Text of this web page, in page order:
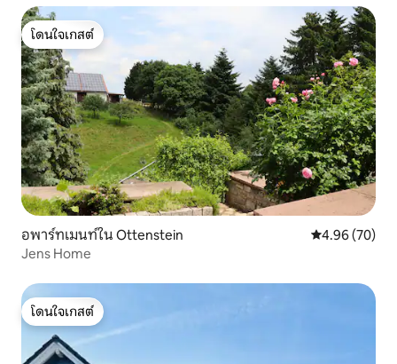
โดนใจเกสต์
โดนใจเกสต์
อพาร์ทเมนท์ใน Ottenstein คะแนนเฉลี่ย
4.96 (70)
Jens Home
โดนใจเกสต์
โดนใจเกสต์